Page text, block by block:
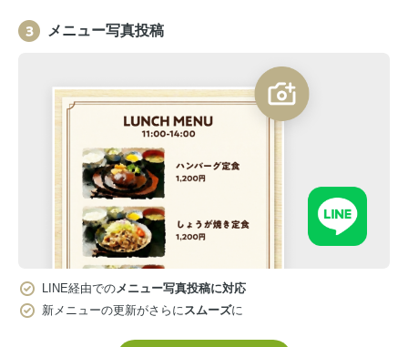
メニュー写真投稿
LINE経由でのメニュー写真投稿に対応
新メニューの更新がさらにスムーズに